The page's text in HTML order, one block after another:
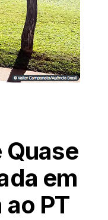
Quase
em
PT